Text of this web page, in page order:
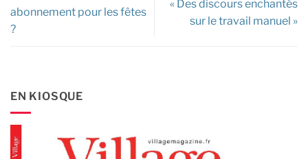
abonnement pour les fêtes
?
« Des discours enchantés
sur le travail manuel »
EN KIOSQUE